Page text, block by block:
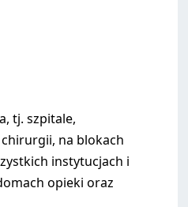
tj. szpitale,
na blokach
instytucjach i
opieki oraz